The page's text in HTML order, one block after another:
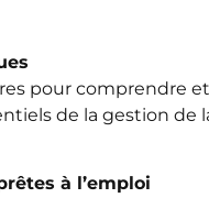
pour comprendre
de la gestion de
à l’emploi